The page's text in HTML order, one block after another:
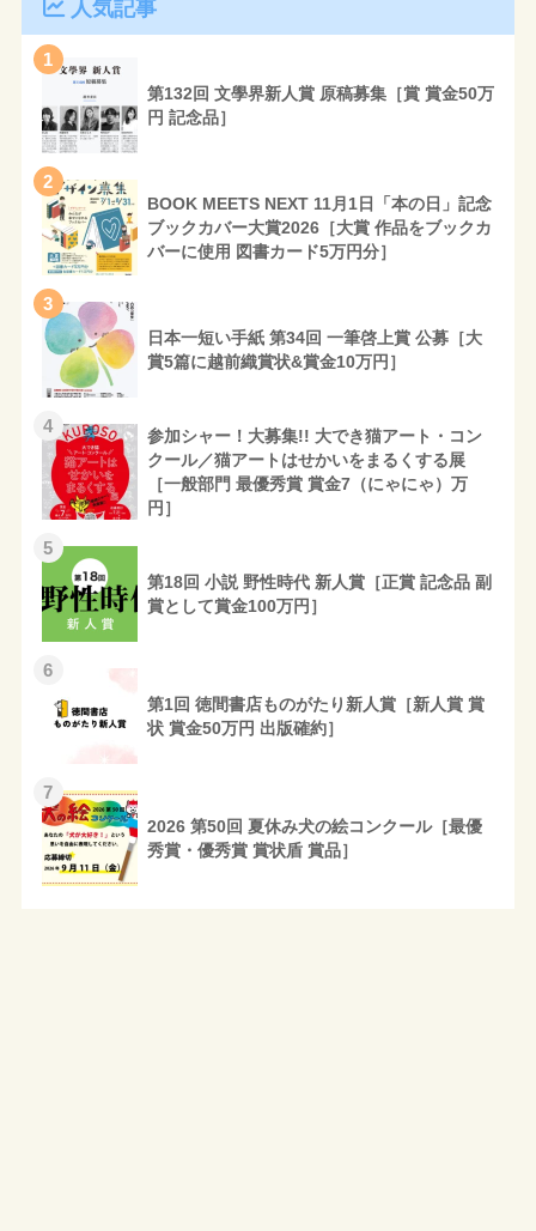
人気記事
1
第132回 文學界新人賞 原稿募集［賞 賞金50万
円 記念品］
2
BOOK MEETS NEXT 11月1日「本の日」記念
ブックカバー大賞2026［大賞 作品をブックカ
バーに使用 図書カード5万円分］
3
日本一短い手紙 第34回 一筆啓上賞 公募［大
賞5篇に越前織賞状&賞金10万円］
4
参加シャー！大募集!! 大でき猫アート・コン
クール／猫アートはせかいをまるくする展
［一般部門 最優秀賞 賞金7（にゃにゃ）万
円］
5
第18回 小説 野性時代 新人賞［正賞 記念品 副
賞として賞金100万円］
6
第1回 徳間書店ものがたり新人賞［新人賞 賞
状 賞金50万円 出版確約］
7
2026 第50回 夏休み犬の絵コンクール［最優
秀賞・優秀賞 賞状盾 賞品］